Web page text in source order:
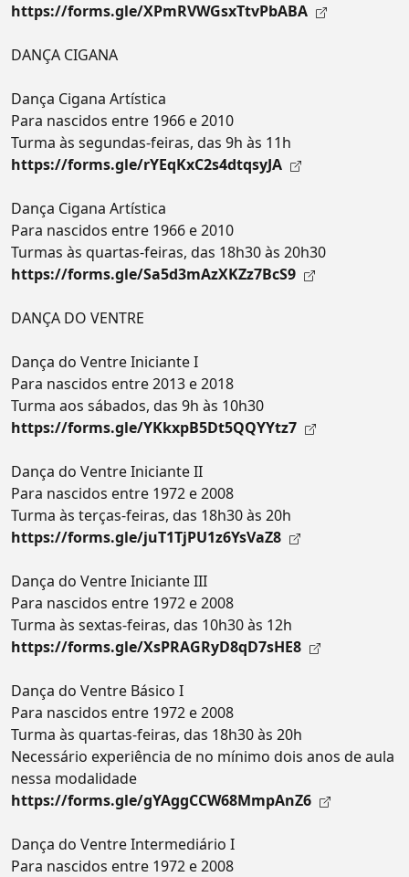
https://forms.gle/XPmRVWGsxTtvPbABA
DANÇA CIGANA
Dança Cigana Artística
Para nascidos entre 1966 e 2010
Turma às segundas-feiras, das 9h às 11h
https://forms.gle/rYEqKxC2s4dtqsyJA
Dança Cigana Artística
Para nascidos entre 1966 e 2010
Turmas às quartas-feiras, das 18h30 às 20h30
https://forms.gle/Sa5d3mAzXKZz7BcS9
DANÇA DO VENTRE
Dança do Ventre Iniciante I
Para nascidos entre 2013 e 2018
Turma aos sábados, das 9h às 10h30
https://forms.gle/YKkxpB5Dt5QQYYtz7
Dança do Ventre Iniciante II
Para nascidos entre 1972 e 2008
Turma às terças-feiras, das 18h30 às 20h
https://forms.gle/juT1TjPU1z6YsVaZ8
Dança do Ventre Iniciante III
Para nascidos entre 1972 e 2008
Turma às sextas-feiras, das 10h30 às 12h
https://forms.gle/XsPRAGRyD8qD7sHE8
Dança do Ventre Básico I
Para nascidos entre 1972 e 2008
Turma às quartas-feiras, das 18h30 às 20h
Necessário experiência de no mínimo dois anos de aula
nessa modalidade
https://forms.gle/gYAggCCW68MmpAnZ6
Dança do Ventre Intermediário I
Para nascidos entre 1972 e 2008